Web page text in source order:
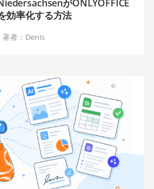
がONLYOFFICE
効率化する方法
著者：Denis